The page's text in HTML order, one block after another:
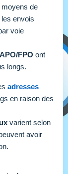
de
envois
voie
FPO ont
longs.
adresses
en raison des
varient selon
avoir